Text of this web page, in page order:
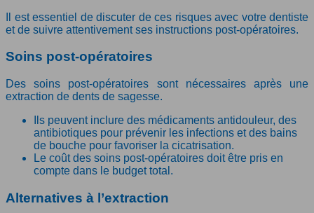
Il est essentiel de discuter de ces risques avec votre dentiste
et de suivre attentivement ses instructions post-opératoires.
Soins post-opératoires
Des soins post-opératoires sont nécessaires après une
extraction de dents de sagesse.
Ils peuvent inclure des médicaments antidouleur, des
antibiotiques pour prévenir les infections et des bains
de bouche pour favoriser la cicatrisation.
Le coût des soins post-opératoires doit être pris en
compte dans le budget total.
Alternatives à l’extraction